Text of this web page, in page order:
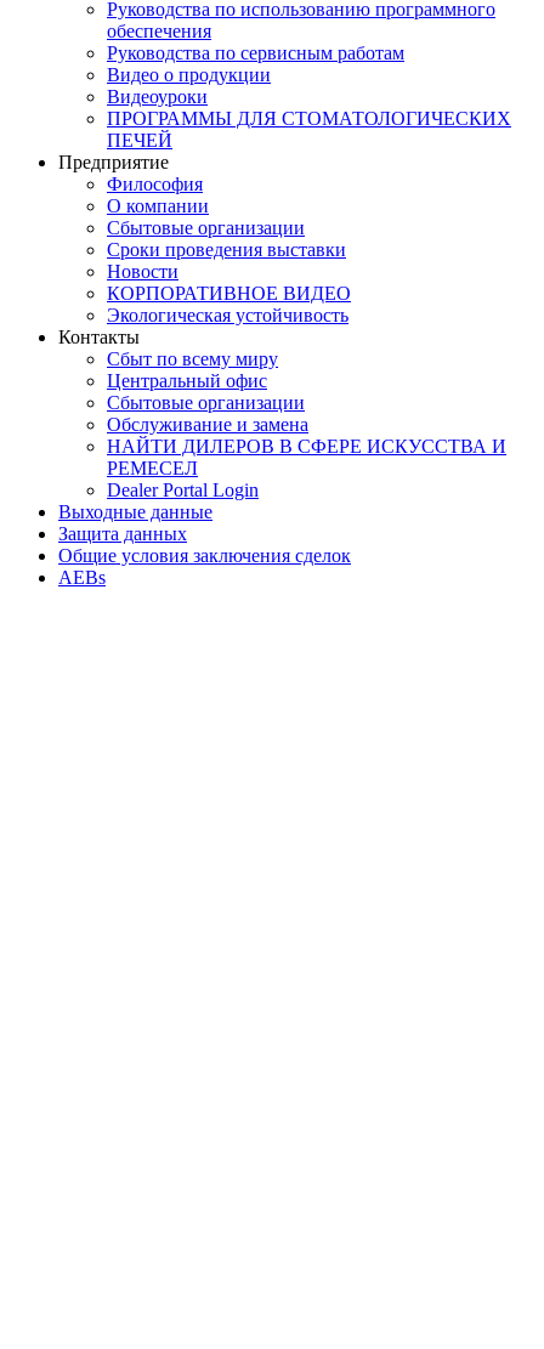
Руководства по использованию программного
обеспечения
Руководства по сервисным работам
Видео о продукции
Видеоуроки
ПРОГРАММЫ ДЛЯ СТОМАТОЛОГИЧЕСКИХ
ПЕЧЕЙ
Предприятие
Философия
О компании
Сбытовые организации
Сроки проведения выставки
Новости
КОРПОРАТИВНОЕ ВИДЕО
Экологическая устойчивость
Контакты
Сбыт по всему миру
Центральный офис
Сбытовые организации
Обслуживание и замена
НАЙТИ ДИЛЕРОВ В СФЕРЕ ИСКУССТВА И
РЕМЕСЕЛ
Dealer Portal Login
Выходные данные
Защита данных
Общие условия заключения сделок
AEBs